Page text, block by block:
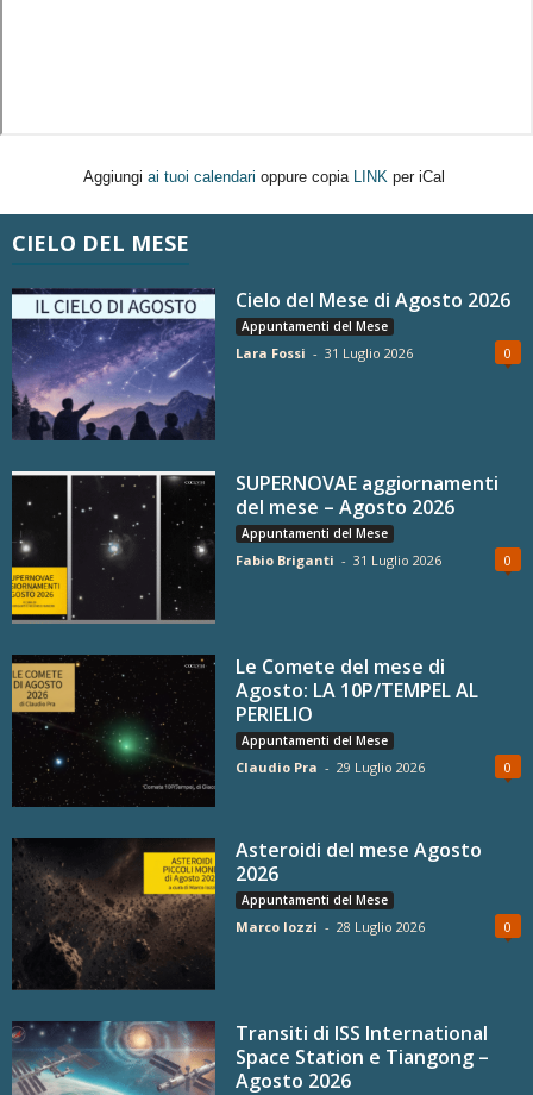
Aggiungi ai tuoi calendari oppure copia LINK per iCal
CIELO DEL MESE
Cielo del Mese di Agosto 2026
Appuntamenti del Mese
Lara Fossi - 31 Luglio 2026 0
SUPERNOVAE aggiornamenti
del mese – Agosto 2026
Appuntamenti del Mese
Fabio Briganti - 31 Luglio 2026 0
Le Comete del mese di
Agosto: LA 10P/TEMPEL AL
PERIELIO
Appuntamenti del Mese
Claudio Pra - 29 Luglio 2026 0
Asteroidi del mese Agosto
2026
Appuntamenti del Mese
Marco Iozzi - 28 Luglio 2026 0
Transiti di ISS International
Space Station e Tiangong –
Agosto 2026